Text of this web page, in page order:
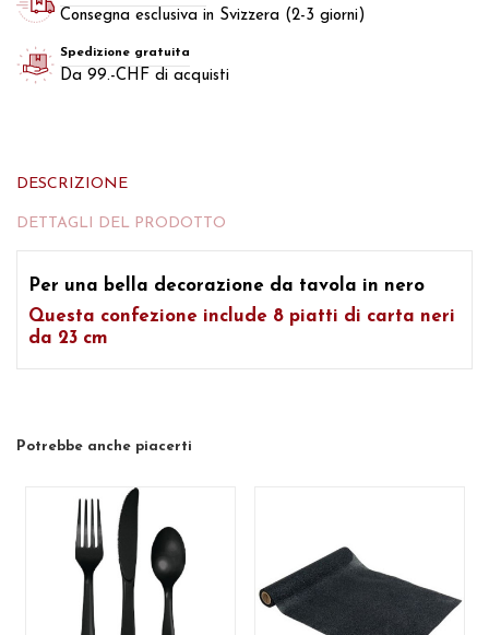
Consegna esclusiva in Svizzera (2-3 giorni)
Spedizione gratuita
Da 99.-CHF di acquisti
DESCRIZIONE
DETTAGLI DEL PRODOTTO
Per una bella decorazione da tavola in nero
Questa confezione include 8 piatti di carta neri
da 23 cm
Potrebbe anche piacerti